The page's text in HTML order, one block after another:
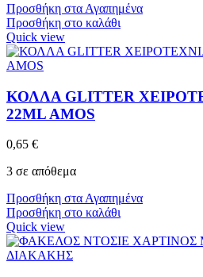
Προσθήκη στα Αγαπημένα
Προσθήκη στο καλάθι
Quick view
ΚΟΛΛΑ GLITTER
22ML AMOS
0,65 €
3 σε απόθεμα
Προσθήκη στα Αγαπημένα
Προσθήκη στο καλάθι
Quick view